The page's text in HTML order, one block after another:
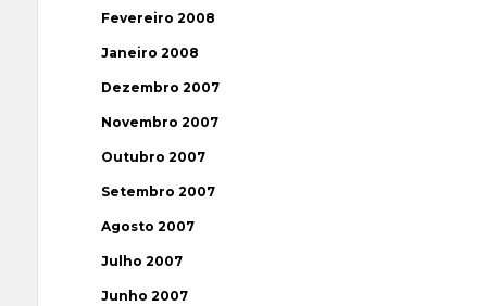
Fevereiro 2008
Janeiro 2008
Dezembro 2007
Novembro 2007
Outubro 2007
Setembro 2007
Agosto 2007
Julho 2007
Junho 2007